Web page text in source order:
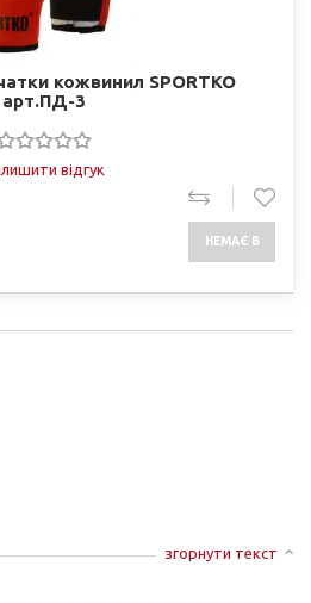
кожвинил SPORTKO
арт.ПД-3
відгук
НЕМАЄ В
згорнути текст